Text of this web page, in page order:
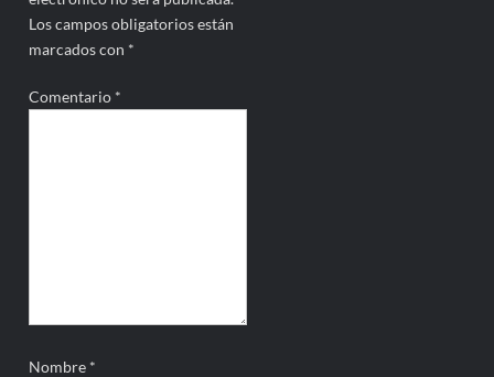
Los campos obligatorios están
marcados con *
Comentario *
Nombre *